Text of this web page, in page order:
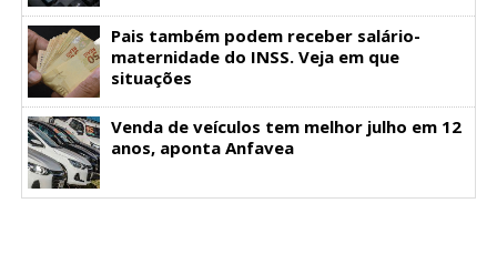
Pais também podem receber salário-
maternidade do INSS. Veja em que
situações
Venda de veículos tem melhor julho em 12
anos, aponta Anfavea